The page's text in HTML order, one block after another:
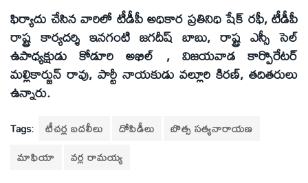
ఫిర్యాదు చేసిన వారిలో టీడీపీ అధికార ప్రతినిధి షేక్‌ రఫీ, టీడీపీ
రాష్ట్ర కార్యదర్శి ఇనగంటి జగదీష్‌ బాబు, రాష్ట్ర ఎస్సీ సెల్‌
ఉపాధ్యక్షుడు కోడూరి అఖిల్‌ , విజయవాడ కార్పొరేటర్‌
మల్లికార్జున్‌ రావు, పార్టీ నాయకుడు వల్లూరి కిరణ్‌, తదితరులు
ఉన్నారు.
Tags: టీచర్ల బదలీలు దోపిడీలు
బొత్స సత్యనారాయణ
మాఫియా
వర్ల రామయ్య